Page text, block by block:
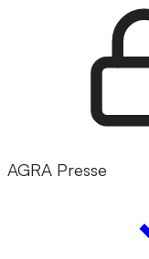
AGRA Presse